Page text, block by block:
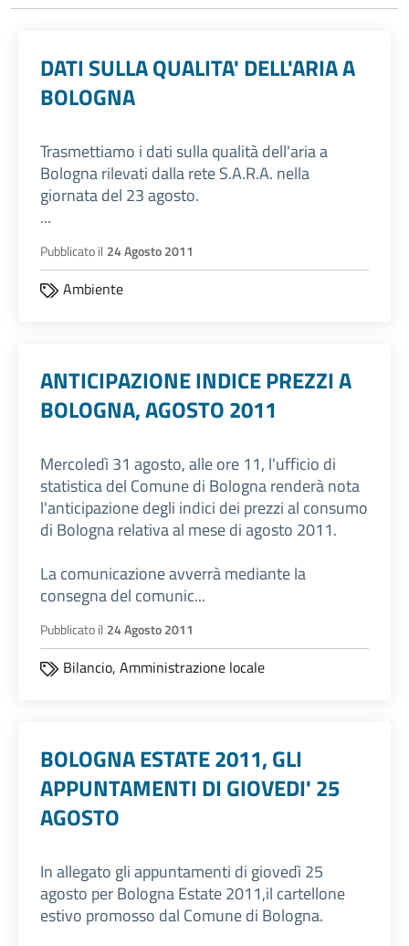
DATI SULLA QUALITA' DELL'ARIA A
BOLOGNA
Trasmettiamo i dati sulla qualità dell'aria a
Bologna rilevati dalla rete S.A.R.A. nella
giornata del 23 agosto.
...
Pubblicato il 24 Agosto 2011
Ambiente
ANTICIPAZIONE INDICE PREZZI A
BOLOGNA, AGOSTO 2011
Mercoledì 31 agosto, alle ore 11, l'ufficio di
statistica del Comune di Bologna renderà nota
l'anticipazione degli indici dei prezzi al consumo
di Bologna relativa al mese di agosto 2011.
La comunicazione avverrà mediante la
consegna del comunic...
Pubblicato il 24 Agosto 2011
Bilancio, Amministrazione locale
BOLOGNA ESTATE 2011, GLI
APPUNTAMENTI DI GIOVEDI' 25
AGOSTO
In allegato gli appuntamenti di giovedì 25
agosto per Bologna Estate 2011,il cartellone
estivo promosso dal Comune di Bologna.